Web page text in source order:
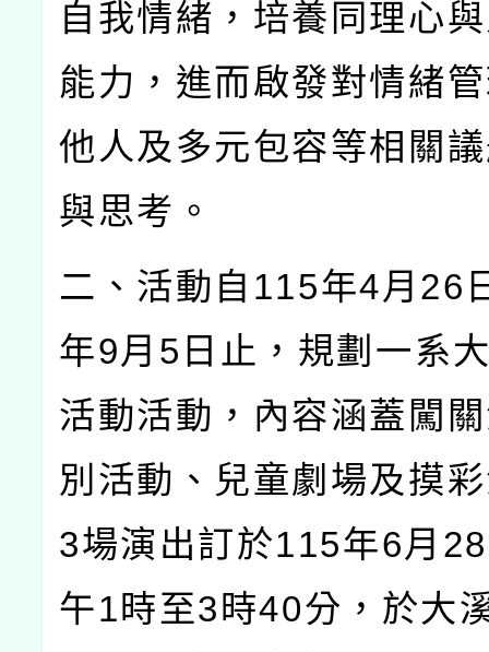
自我情緒，培養同理心
能力，進而啟發對情緒
他人及多元包容等相關
與思考。
二、活動自 115年4月 26
年9月 5 日止，規劃一系
活動活動，內容涵蓋闖
別活動、兒童劇場及摸
3場演出訂於115年6月 28
午1時至3 時40分，於大